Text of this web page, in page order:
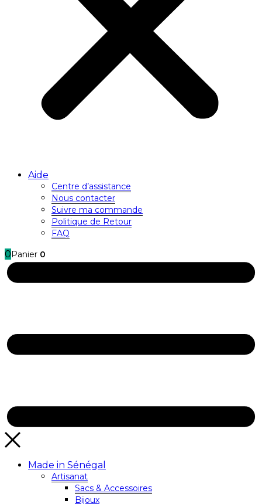
Aide
Centre d’assistance
Nous contacter
Suivre ma commande
Politique de Retour
FAQ
0 Panier 0
Made in Sénégal
Artisanat
Sacs & Accessoires
Bijoux